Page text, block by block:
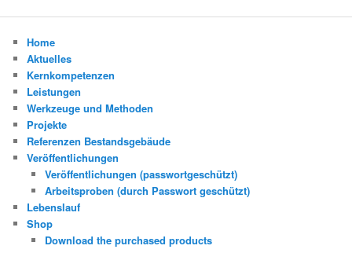
Home
Aktuelles
Kernkompetenzen
Leistungen
Werkzeuge und Methoden
Projekte
Referenzen Bestandsgebäude
Veröffentlichungen
Veröffentlichungen (passwortgeschützt)
Arbeitsproben (durch Passwort geschützt)
Lebenslauf
Shop
Download the purchased products